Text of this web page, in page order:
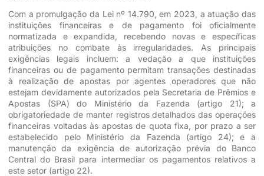
Com a promulgação da Lei nº 14.790, em 2023, a atuação das
instituições financeiras e de pagamento foi oficialmente
normatizada e expandida, recebendo novas e específicas
atribuições no combate às irregularidades. As principais
exigências legais incluem: a vedação a que instituições
financeiras ou de pagamento permitam transações destinadas
à realização de apostas por agentes operadores que não
estejam devidamente autorizados pela Secretaria de Prêmios e
Apostas (SPA) do Ministério da Fazenda (artigo 21); a
obrigatoriedade de manter registros detalhados das operações
financeiras voltadas às apostas de quota fixa, por prazo a ser
estabelecido pelo Ministério da Fazenda (artigo 24); e a
manutenção da exigência de autorização prévia do Banco
Central do Brasil para intermediar os pagamentos relativos a
este setor (artigo 22).